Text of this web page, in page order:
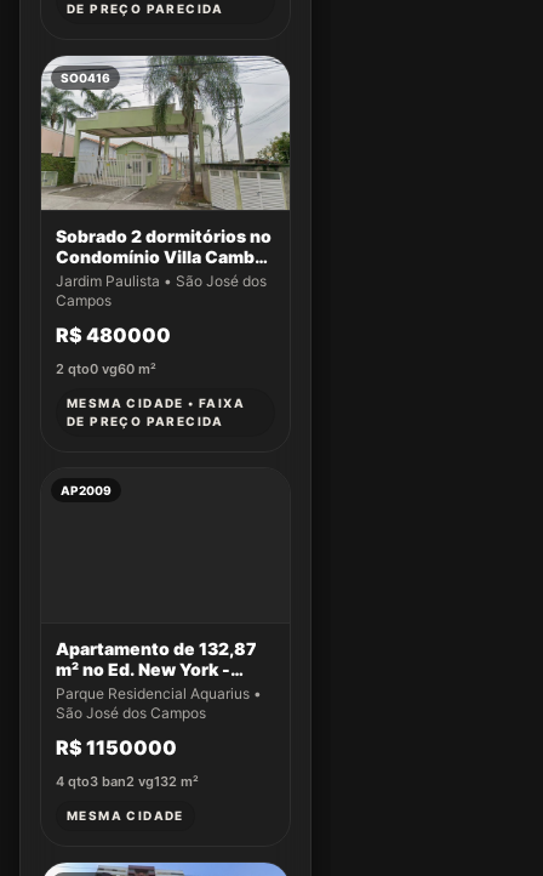
DE PREÇO PARECIDA
SO0416
Sobrado 2 dormitórios no
Condomínio Villa Cambuí
- Casa 059
Jardim Paulista • São José dos
Campos
R$ 480000
2 qto0 vg60 m²
MESMA CIDADE • FAIXA
DE PREÇO PARECIDA
AP2009
Apartamento de 132,87
m² no Ed. New York -
Apto 14
Parque Residencial Aquarius •
São José dos Campos
R$ 1150000
4 qto3 ban2 vg132 m²
MESMA CIDADE